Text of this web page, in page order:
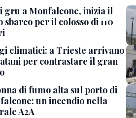
gru a Monfalcone, inizia il
sbarco per il colosso di 110
climatici: a Trieste arrivano
per contrastare il gran
di fumo alta sul porto di
un incendio nella
A2A